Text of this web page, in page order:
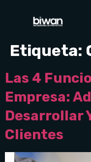
Etiqueta:
Las 4
Empresa:
Desarrollar
Clientes